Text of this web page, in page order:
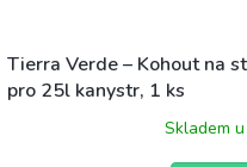
Tierra Verde – Kohout na
pro 25l kanystr, 1 ks
Skladem